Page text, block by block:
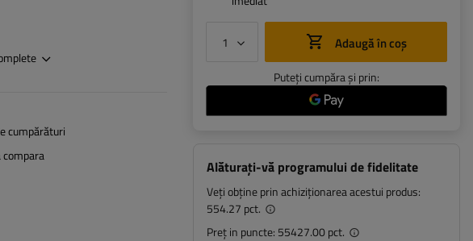
cumpărături
compara
Adaugă în coș
Puteți cumpăra și prin:
Alăturați-vă programului de fidelitate
Veți obține prin achiziționarea acestui produs:
554.27 pct.
Preț in puncte: 55427.00 pct.